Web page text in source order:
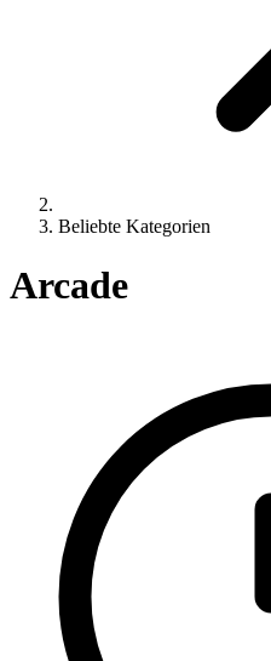
Beliebte Kategorien
Arcade